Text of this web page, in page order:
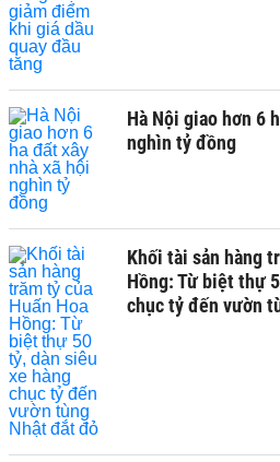
Hà Nội giao hơn 6
nghìn tỷ đồng
Khối tài sản hàng
Hồng: Từ biệt thự
chục tỷ đến vườn